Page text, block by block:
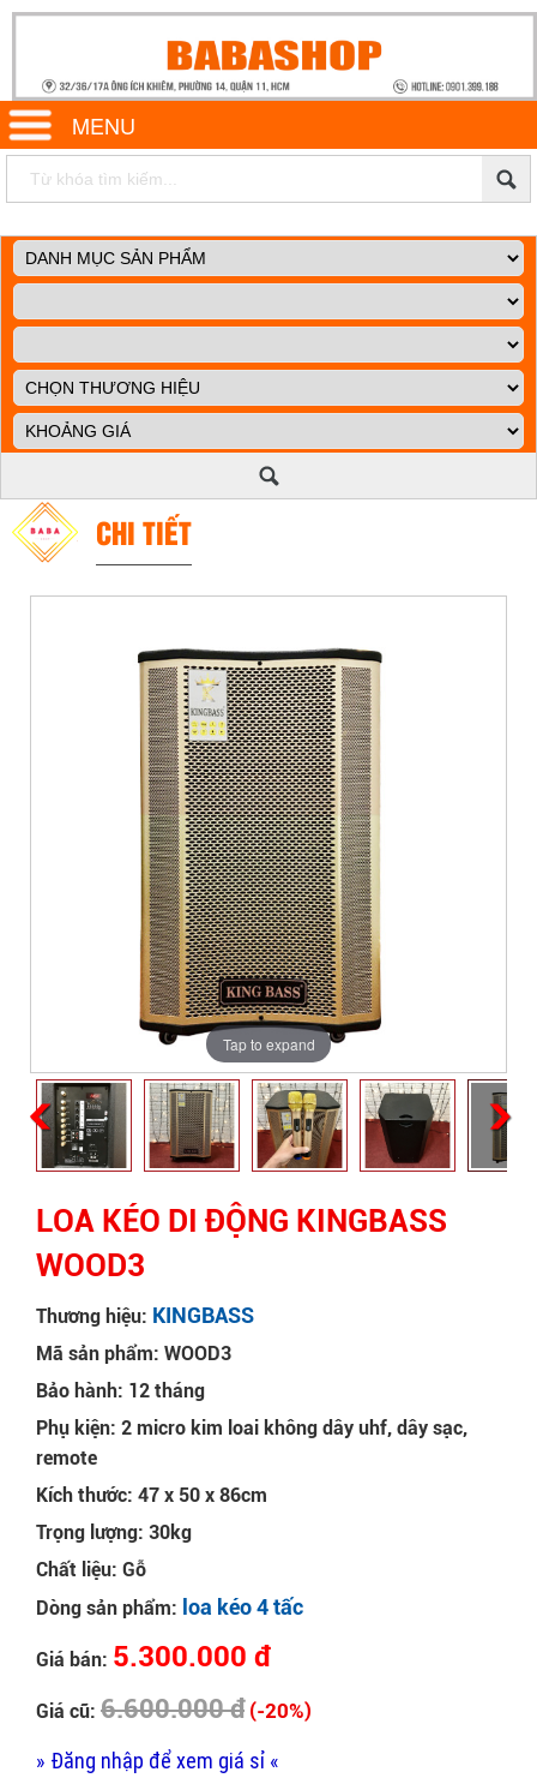
MENU
CHI TIẾT
Tap to expand
LOA KÉO DI ĐỘNG KINGBASS
WOOD3
Thương hiệu: KINGBASS
Mã sản phẩm: WOOD3
Bảo hành: 12 tháng
Phụ kiện: 2 micro kim loai không dây uhf, dây sạc,
remote
Kích thước: 47 x 50 x 86cm
Trọng lượng: 30kg
Chất liệu: Gỗ
Dòng sản phẩm: loa kéo 4 tấc
Giá bán: 5.300.000 đ
Giá cũ: 6.600.000 đ (-20%)
» Đăng nhập để xem giá sỉ «